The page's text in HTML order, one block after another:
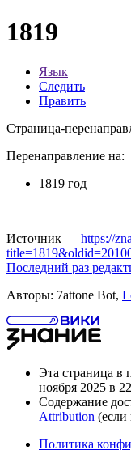
1819
Язык
Следить
Править
Страница-
Перенаправление на:
1819 год
Источник — https://
Последний раз
Авторы: 7attone Bot,
Эта страница в
ноября 2025 в
Содержание
Attribution (если
Политика